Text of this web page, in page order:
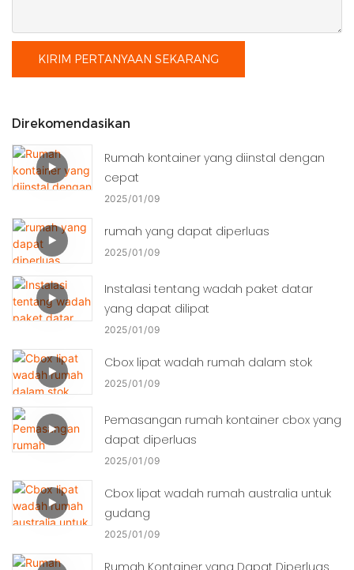
KIRIM PERTANYAAN SEKARANG
Direkomendasikan
Rumah kontainer yang diinstal dengan
cepat
2025 01 09
rumah yang dapat diperluas
2025 01 09
Instalasi tentang wadah paket datar
yang dapat dilipat
2025 01 09
Cbox lipat wadah rumah dalam stok
2025 01 09
Pemasangan rumah kontainer cbox yang
dapat diperluas
2025 01 09
Cbox lipat wadah rumah australia untuk
gudang
2025 01 09